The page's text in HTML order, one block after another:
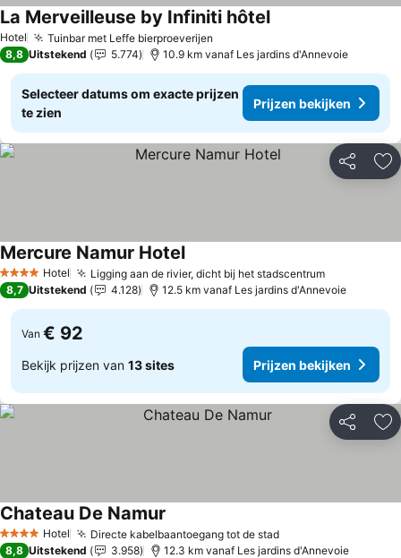
Hotel Tuinbar met Leffe bierproeverijen
La Merveilleuse by Infiniti hôtelPrijzen bekijken
8,8 Uitstekend 5.774 10.9 km vanaf Les jardins d'Annevoie
Selecteer datums om exacte prijzen
te zien
Prijzen bekijken
Delen
4 SterrenHotel Ligging aan de rivier, dicht bij het stadscentrumPrijzen
Mercure Namur HotelPrijzen bekijken
8,7 Uitstekend 4.128 12.5 km vanaf Les jardins d'Annevoie
Van € 92
Bekijk prijzen van 13 sites Prijzen bekijken
Delen
4 SterrenHotel Directe kabelbaantoegang tot de stadPrijzen bekijken
Chateau De Namur
8,8 Uitstekend 3.958 12.3 km vanaf Les jardins d'Annevoie